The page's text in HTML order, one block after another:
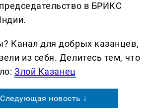
в БРИКС
Канал для добрых казанцев,
из себя. Делитеcь тем, что
Злой Казанец
Следующая новость ↓